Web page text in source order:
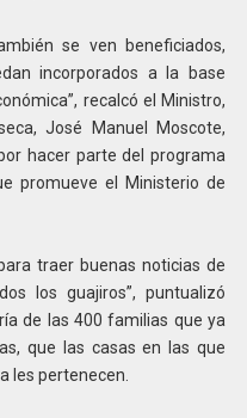
se ven beneficiados,
incorporados a la base
recalcó el Ministro,
José Manuel Moscote,
hacer parte del programa
promueve el Ministerio de
traer buenas noticias de
los guajiros”, puntualizó
de las 400 familias que ya
que las casas en las que
les pertenecen.